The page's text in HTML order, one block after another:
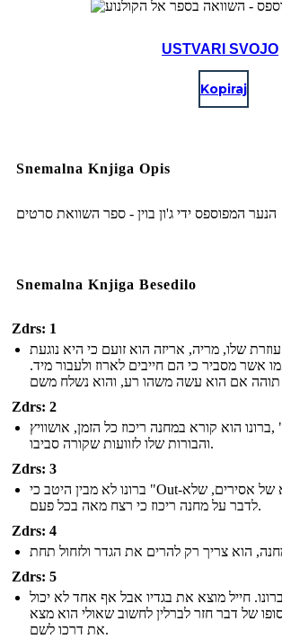
USTVARI SVOJO
Kopiraj
Snemalna Knjiga Opis
הנער המפוספס ידי ג'ון בוין - ספר השוואת סרטים
Snemalna Knjiga Besedilo
Zdrs: 1
שלו, מריה, אריזה הוא זועם כי היא נוגעת
אשר מסביר כי הם חייבים לארוז ולעבור מיד.
Zdrs: 2
ברונו הוא קורא במחנה ריכוז כל הזמן, אושוויץ, "Out-עם," מראה התמימות
והבורות שלו לזוועות שקורה סביבו.
Zdrs: 3
ברונו לא מבין היטב כי "Out-עם" הוא מחנה עבודה מלא של אסירים, שלא
לדבר על מחנה ריכוז כי רצח מאה בכל פעם.
Zdrs: 4
Zdrs: 5
חייל מוצא את בגדיו אבל אף אחד לא יכול
של דבר חזר לברלין לחשוב שאולי הוא מצא
את דרכו לשם.